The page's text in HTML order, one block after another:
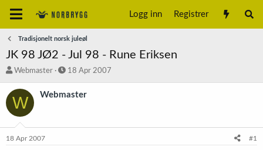
Logg inn Registrer
Tradisjonelt norsk juleøl
JK 98 JØ2 - Jul 98 - Rune Eriksen
T
å
d
Webmaster
S
a
18 Apr 2007
W Webmaster
18 Apr 2007 #1